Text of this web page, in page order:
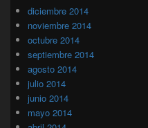
diciembre 2014
noviembre 2014
octubre 2014
septiembre 2014
agosto 2014
julio 2014
junio 2014
mayo 2014